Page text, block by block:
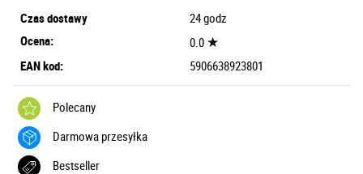
Czas dostawy
24 godz
Ocena:
0.0 ★
EAN kod: 5906638923801
Polecany
Darmowa przesyłka
Bestseller